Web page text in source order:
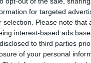
for targeted
selection. Please note
interest-based ads
to third parties
of your personal